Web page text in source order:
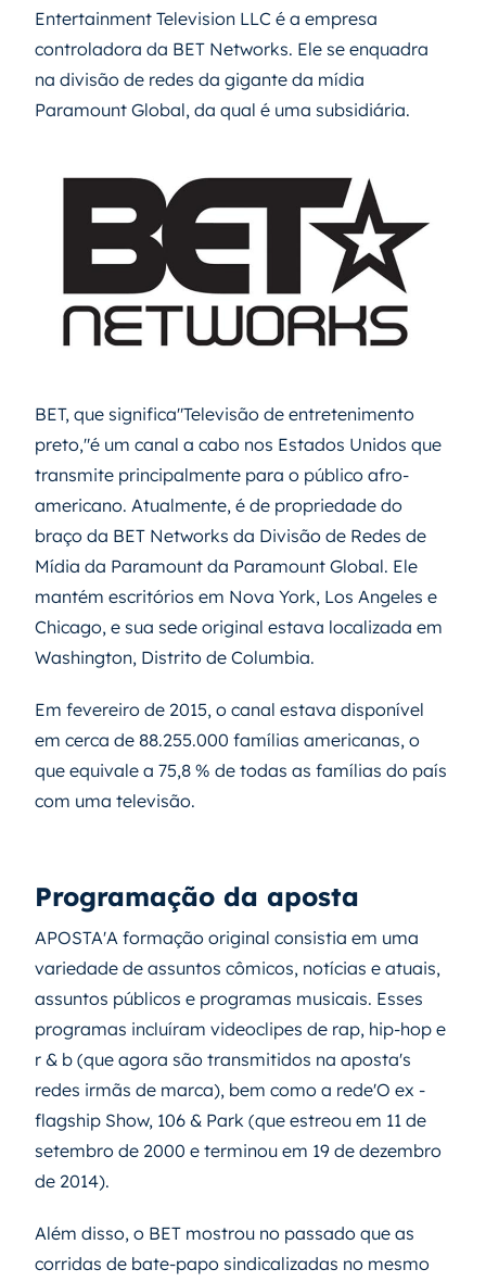
Entertainment Television LLC é a empresa
controladora da BET Networks. Ele se enquadra
na divisão de redes da gigante da mídia
Paramount Global, da qual é uma subsidiária.
BET, que significa"Televisão de entretenimento
preto,"é um canal a cabo nos Estados Unidos que
transmite principalmente para o público afro-
americano. Atualmente, é de propriedade do
braço da BET Networks da Divisão de Redes de
Mídia da Paramount da Paramount Global. Ele
mantém escritórios em Nova York, Los Angeles e
Chicago, e sua sede original estava localizada em
Washington, Distrito de Columbia.
Em fevereiro de 2015, o canal estava disponível
em cerca de 88.255.000 famílias americanas, o
que equivale a 75,8 % de todas as famílias do país
com uma televisão.
Programação da aposta
APOSTA'A formação original consistia em uma
variedade de assuntos cômicos, notícias e atuais,
assuntos públicos e programas musicais. Esses
programas incluíram videoclipes de rap, hip-hop e
r & b (que agora são transmitidos na aposta's
redes irmãs de marca), bem como a rede'O ex -
flagship Show, 106 & Park (que estreou em 11 de
setembro de 2000 e terminou em 19 de dezembro
de 2014).
Além disso, o BET mostrou no passado que as
corridas de bate-papo sindicalizadas no mesmo